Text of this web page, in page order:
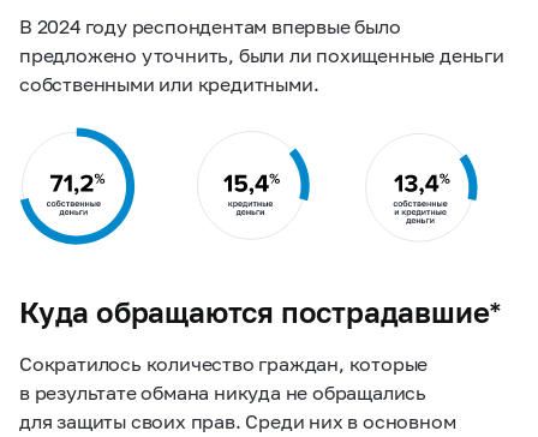
В 2024 году респондентам впервые было
предложено уточнить, были ли похищенные деньги
собственными или кредитными.
Куда обращаются пострадавшие*
Сократилось количество граждан, которые
в результате обмана никуда не обращались
для защиты своих прав. Среди них в основном